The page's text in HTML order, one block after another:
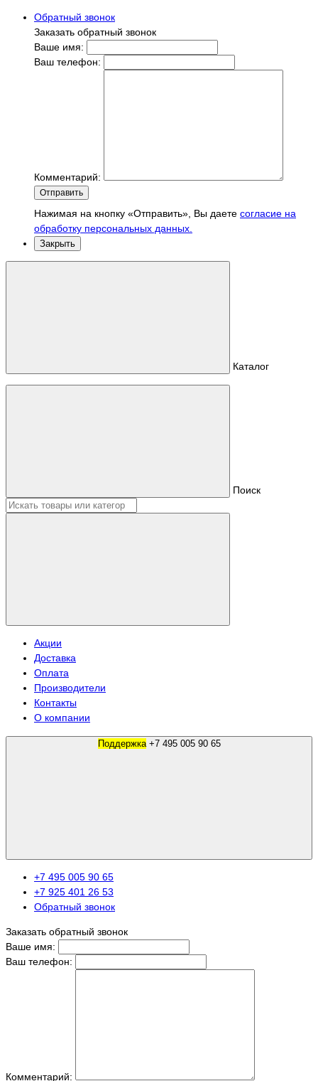
Обратный звонок
Заказать обратный звонок
Ваше имя:
Ваш телефон:
Комментарий:
Отправить
Нажимая на кнопку «Отправить», Вы даете согласие на
обработку персональных данных.
Закрыть
Каталог
Поиск
Акции
Доставка
Оплата
Производители
Контакты
О компании
Поддержка +7 495 005 90 65
+7 495 005 90 65
+7 925 401 26 53
Обратный звонок
Заказать обратный звонок
Ваше имя:
Ваш телефон:
Комментарий: